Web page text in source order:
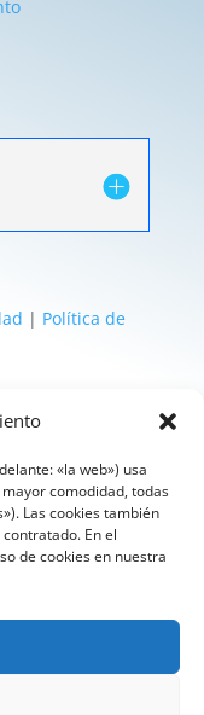
«la web») usa
comodidad, todas
Las cookies también
En el
de cookies en nuestra
| Política de
| Textos